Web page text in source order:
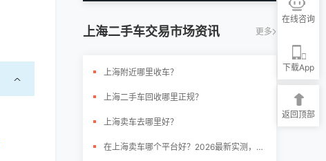
上海二手车交易市场资讯 更多
上海附近哪里收车？
上海二手车回收哪里正规？
上海卖车去哪里好？
在上海卖车哪个平台好？2026最新实测，3种渠道差价可能上万
在线咨询
下载App
返回顶部